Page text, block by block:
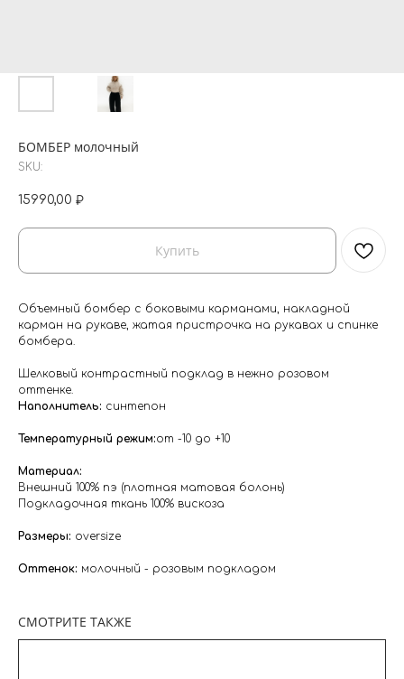
БОМБЕР молочный
SKU:
15990,00 ₽
Купить
Объемный бомбер с боковыми карманами, накладной
карман на рукаве, жатая пристрочка на рукавах и спинке
бомбера.
Шелковый контрастный подклад в нежно розовом
оттенке.
Наполнитель: синтепон
Температурный режим:от -10 до +10
⁣⁣Материал:
Внешний 100% пэ (плотная матовая болонь)
Подкладочная ткань 100% вискоза
Размеры: oversize
⁣⁣Оттенок:⁣⁣ молочный - розовым подкладом
СМОТРИТЕ ТАКЖЕ